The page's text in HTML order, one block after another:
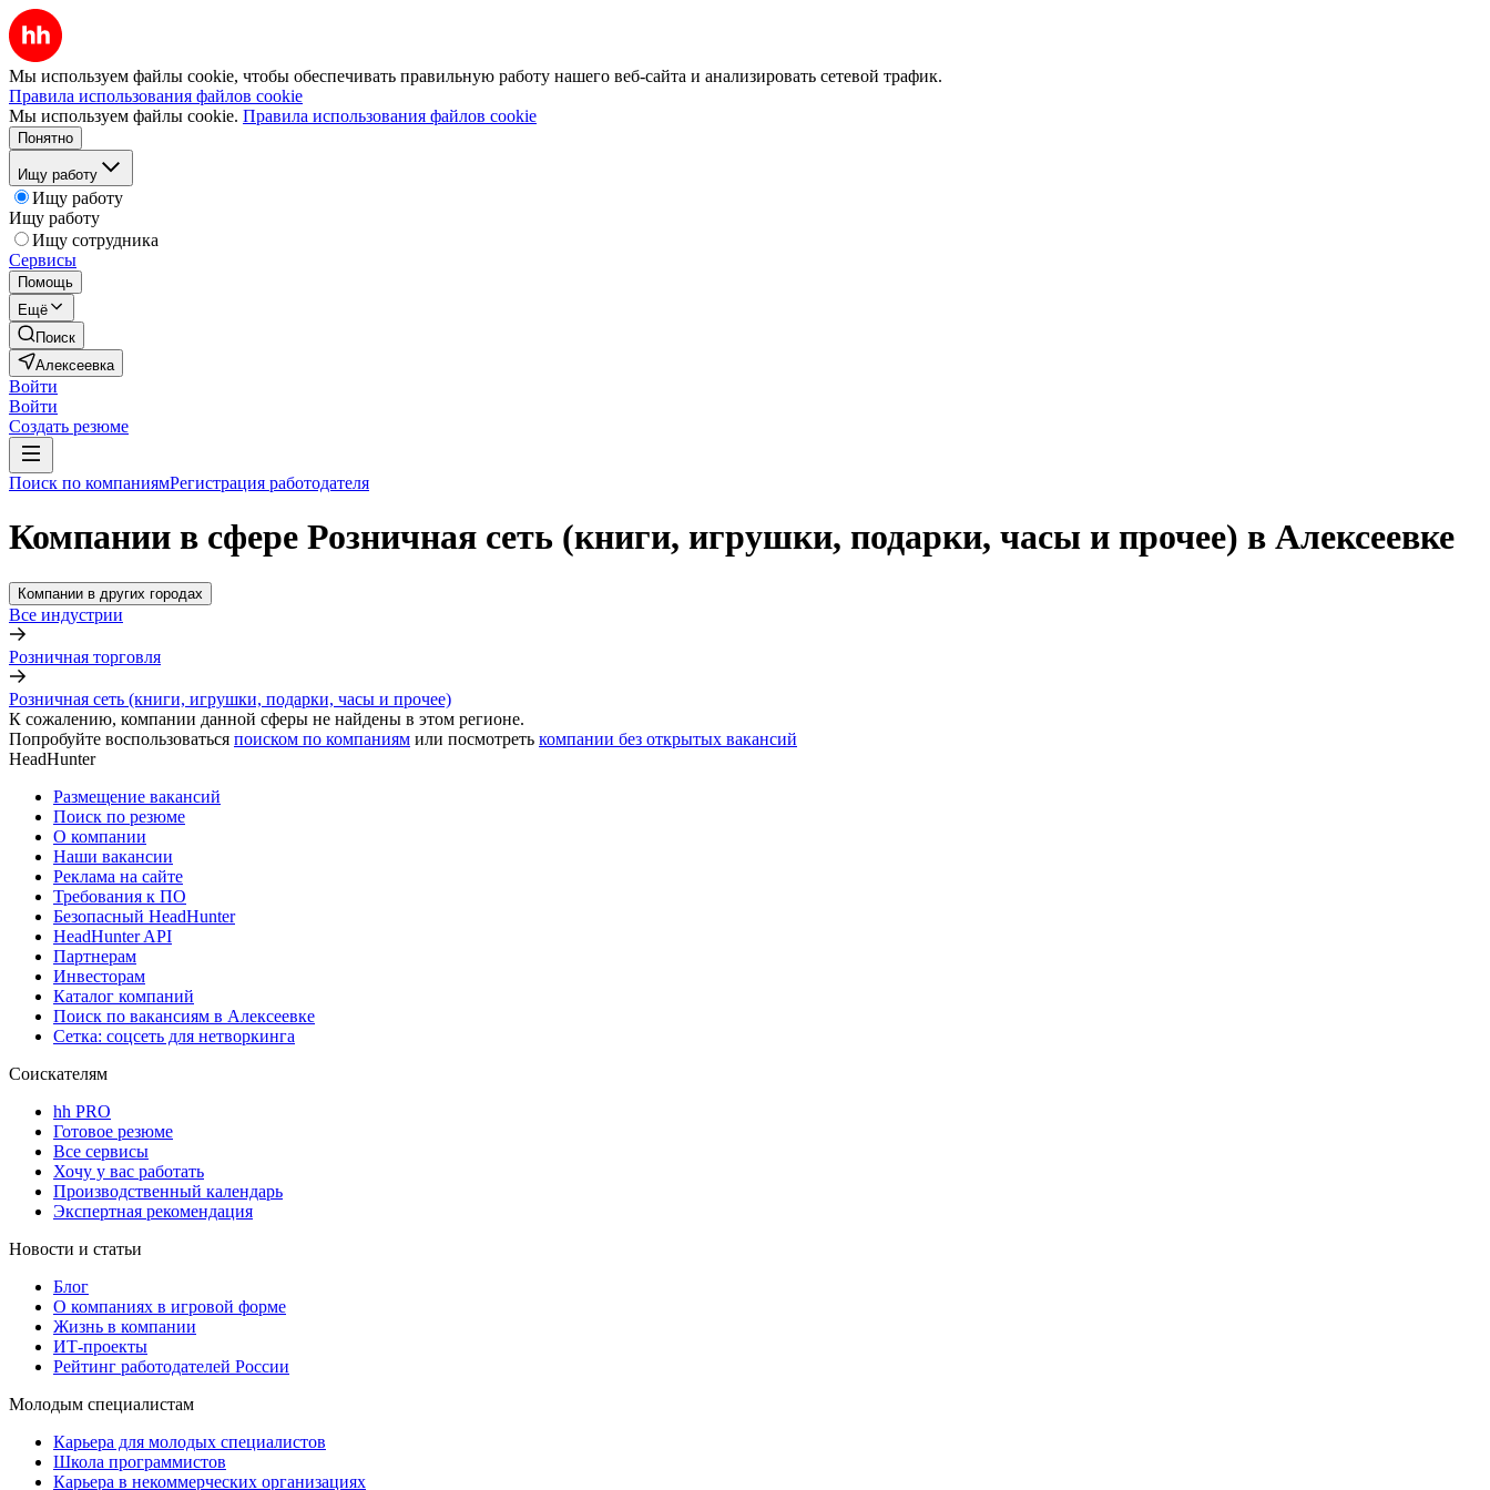
Мы используем файлы cookie, чтобы обеспечивать правильную работу нашего веб-сайта и анализировать сетевой трафик.
Правила использования файлов cookie
Мы используем файлы cookie. Правила использования файлов cookie
Понятно
Ищу работу
Ищу работу
Ищу работу
Ищу сотрудника
Сервисы
Помощь
Ещё
Поиск
Алексеевка
Войти
Войти
Создать резюме
Поиск по компаниямРегистрация работодателя
Компании в сфере Розничная сеть (книги, игрушки, подарки, часы и прочее) в Алексеевке
Компании в других городах
Все индустрии
Розничная торговля
Розничная сеть (книги, игрушки, подарки, часы и прочее)
К сожалению, компании данной сферы не найдены в этом регионе.
Попробуйте воспользоваться поиском по компаниям или посмотреть компании без открытых вакансий
HeadHunter
Размещение вакансий
Поиск по резюме
О компании
Наши вакансии
Реклама на сайте
Требования к ПО
Безопасный HeadHunter
HeadHunter API
Партнерам
Инвесторам
Каталог компаний
Поиск по вакансиям в Алексеевке
Сетка: соцсеть для нетворкинга
Соискателям
hh PRO
Готовое резюме
Все сервисы
Хочу у вас работать
Производственный календарь
Экспертная рекомендация
Новости и статьи
Блог
О компаниях в игровой форме
Жизнь в компании
ИТ-проекты
Рейтинг работодателей России
Молодым специалистам
Карьера для молодых специалистов
Школа программистов
Карьера в некоммерческих организациях